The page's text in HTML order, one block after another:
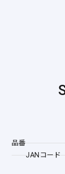
品番
JANコード